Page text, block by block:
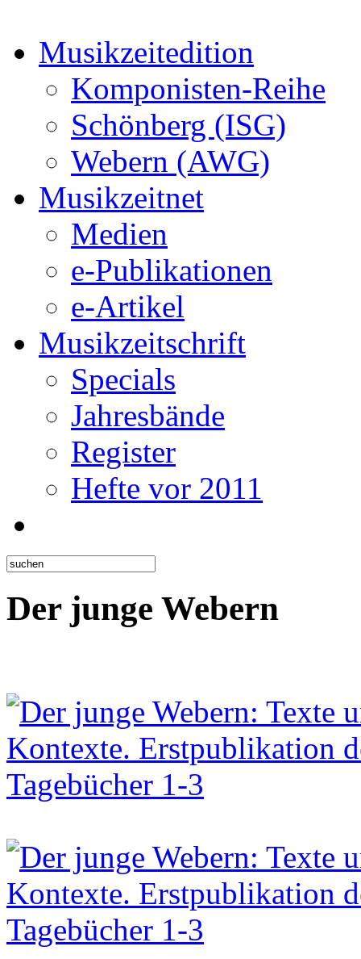
Musikzeitedition
Komponisten-Reihe
Schönberg (ISG)
Webern (AWG)
Musikzeitnet
Medien
e-Publikationen
e-Artikel
Musikzeitschrift
Specials
Jahresbände
Register
Hefte vor 2011
Der junge Webern